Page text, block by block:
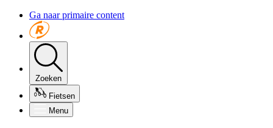
Ga naar primaire content
Zoeken
Fietsen
Menu